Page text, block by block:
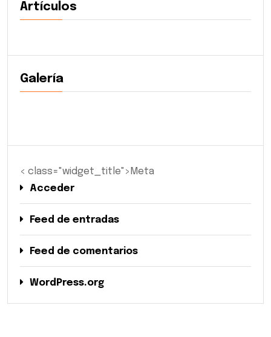
Artículos
Galería
< class="widget_title">Meta
Acceder
Feed de entradas
Feed de comentarios
WordPress.org